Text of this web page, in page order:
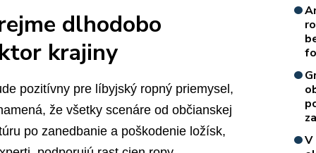
dlhodobo
krajiny
pozitívny pre líbyjský ropný priemysel,
že všetky scenáre od občianskej
po zanedbanie a poškodenie ložísk,
V